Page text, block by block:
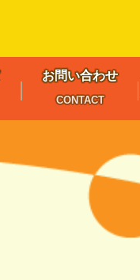
お問い合わせ
CONTACT